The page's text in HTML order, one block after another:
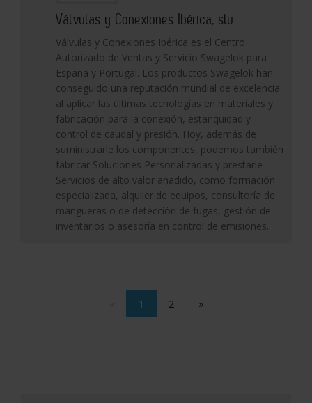
Válvulas y Conexiones Ibérica, slu
Válvulas y Conexiones Ibérica es el Centro
Autorizado de Ventas y Servicio Swagelok para
España y Portugal. Los productos Swagelok han
conseguido una reputación mundial de excelencia
al aplicar las últimas tecnologías en materiales y
fabricación para la conexión, estanquidad y
control de caudal y presión. Hoy, además de
suministrarle los componentes, podemos también
fabricar Soluciones Personalizadas y prestarle
Servicios de alto valor añadido, como formación
especializada, alquiler de equipos, consultoría de
mangueras o de detección de fugas, gestión de
inventarios o asesoría en control de emisiones.
1 2 »